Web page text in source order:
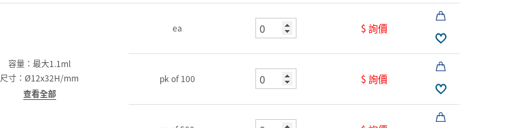
容量：最大1.1ml
尺寸：Ø12x32H/mm
查看全部
ea $ 詢價
pk of 100 $ 詢價